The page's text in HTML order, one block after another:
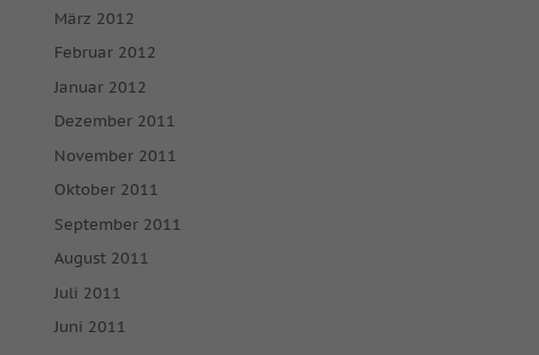
März 2012
Februar 2012
Januar 2012
Dezember 2011
November 2011
Oktober 2011
September 2011
August 2011
Juli 2011
Juni 2011